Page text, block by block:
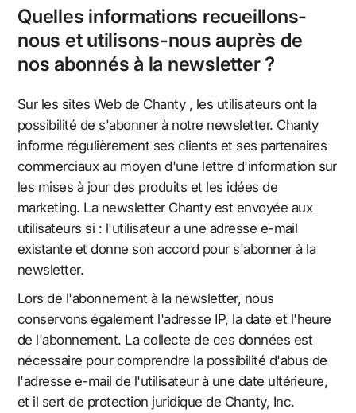
Quelles informations recueillons-
nous et utilisons-nous auprès de
nos abonnés à la newsletter ?
Sur les sites Web de Chanty , les utilisateurs ont la
possibilité de s'abonner à notre newsletter. Chanty
informe régulièrement ses clients et ses partenaires
commerciaux au moyen d'une lettre d'information sur
les mises à jour des produits et les idées de
marketing. La newsletter Chanty est envoyée aux
utilisateurs si : l'utilisateur a une adresse e-mail
existante et donne son accord pour s'abonner à la
newsletter.
Lors de l'abonnement à la newsletter, nous
conservons également l'adresse IP, la date et l'heure
de l'abonnement. La collecte de ces données est
nécessaire pour comprendre la possibilité d'abus de
l'adresse e-mail de l'utilisateur à une date ultérieure,
et il sert de protection juridique de Chanty, Inc.